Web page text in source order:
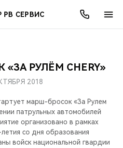
РВ СЕРВИС
CHERY
АКЦИИСЕРВИСЫ
РУЛЁМ CHERY»
2018
марш-бросок «За Рулем
патрульных автомобилей
организовано в рамках
со дня образования
войск национальной гвардии